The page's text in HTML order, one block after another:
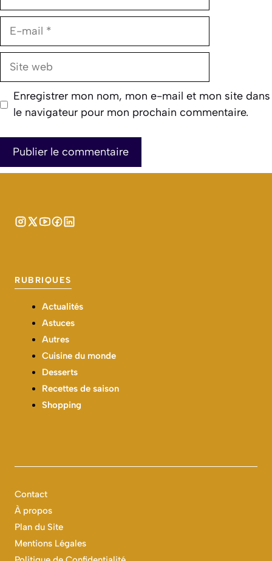
E-
Site
Enregistrer mon nom, mon e-mail et mon site dans
le navigateur pour mon prochain commentaire.
RUBRIQUES
Actualités
Astuces
Autres
Cuisine du monde
Desserts
Recettes de saison
Shopping
Contact
À propos
Plan du Site
Mentions Légales